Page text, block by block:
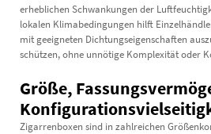
erheblichen Schwankungen der
lokalen Klimabedingungen hilft
mit geeigneten Dichtungseigenschaften
schützen, ohne unnötige Komplexität oder
Größe,
Zigarrenboxen sind in zahlreichen